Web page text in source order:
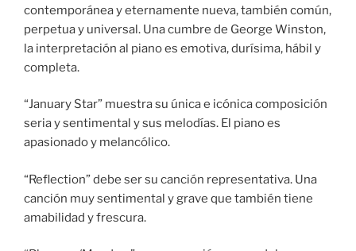
contemporánea y eternamente nueva, también común,
perpetua y universal. Una cumbre de George Winston,
la interpretación al piano es emotiva, durísima, hábil y
completa.
“January Star” muestra su única e icónica composición
seria y sentimental y sus melodías. El piano es
apasionado y melancólico.
“Reflection” debe ser su canción representativa. Una
canción muy sentimental y grave que también tiene
amabilidad y frescura.